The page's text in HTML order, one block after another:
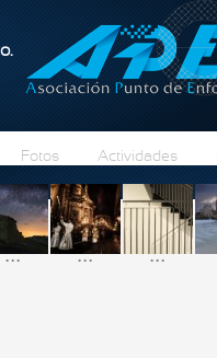
Pasar al contenido principal
Fotos Actividades
... ... ...